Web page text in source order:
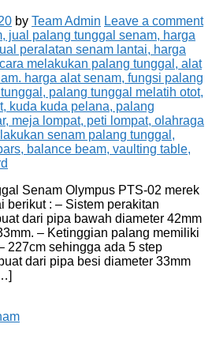
by Team Admin Leave a comment
Senam Olympus PTS-02 merek
berikut : – Sistem perakitan
dari pipa bawah diameter 42mm
– Ketinggian palang memiliki
227cm sehingga ada 5 step
dari pipa besi diameter 33mm